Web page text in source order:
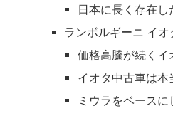
日本に長く存在
ランボルギーニ イ
価格高騰が続くイ
イオタ中古車は
ミウラをベース